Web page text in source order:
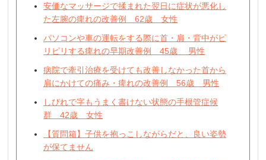
安価なマッサージで揉まれた翌日に症状が悪化し
た左腕の痺れの改善例 62歳 女性
パソコンや車の運転をする際に首・肩・背中がピ
リピリする痺れの早期改善例 45歳 男性
病院で牽引治療を受けても改善しなかった首から
肩にかけての痛み・痺れの改善例 56歳 男性
しびれで字もうまく書けない状態の手根管症候
群 42歳 女性
【質問箱】子供を抱っこしながらだと、良い姿勢
が保てません